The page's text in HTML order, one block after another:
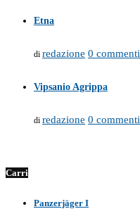
Etna
di redazione 0 commenti
Vipsanio Agrippa
di redazione 0 commenti
Carri
Panzerjäger I